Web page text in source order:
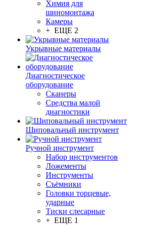
Химия для
шиномонтажа
Камеры
+ ЕЩЕ 2
Укрывные материалы
Диагностическое
оборудование
Сканеры
Средства малой
диагностики
Шиповальный инструмент
Ручной инструмент
Набор инструментов
Ложементы
Инструменты
Съёмники
Головки торцевые,
ударные
Тиски слесарные
+ ЕЩЕ 1